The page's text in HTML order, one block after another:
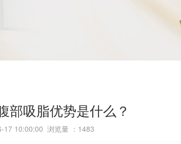
部吸脂优势是什么？
17 10:00:00 浏览量 ： 1483